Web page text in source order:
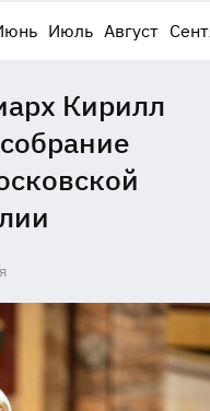
духовенства
11.02.2025
Июль Август
Кирилл